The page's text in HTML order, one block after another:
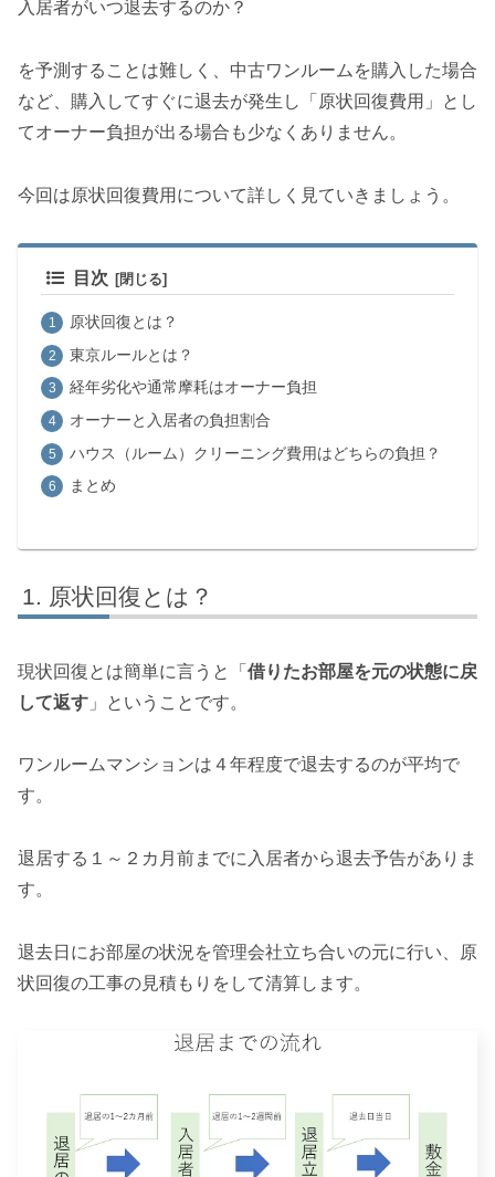
入居者がいつ退去するのか？
を予測することは難しく、中古ワンルームを購入した場合
など、購入してすぐに退去が発生し「原状回復費用」とし
てオーナー負担が出る場合も少なくありません。
今回は原状回復費用について詳しく見ていきましょう。
目次
原状回復とは？
東京ルールとは？
経年劣化や通常摩耗はオーナー負担
オーナーと入居者の負担割合
ハウス（ルーム）クリーニング費用はどちらの負担？
まとめ
原状回復とは？
現状回復とは簡単に言うと「 借りたお部屋を元の状態に戻
して返す 」ということです。
ワンルームマンションは４年程度で退去するのが平均で
す。
退居する１～２カ月前までに入居者から退去予告がありま
す。
退去日にお部屋の状況を管理会社立ち合いの元に行い、原
状回復の工事の見積もりをして清算します。